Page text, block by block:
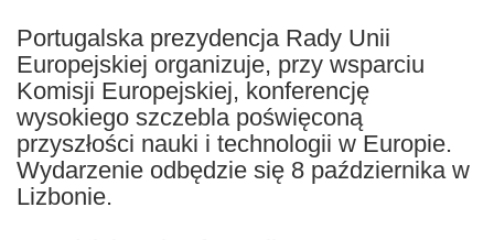
Portugalska prezydencja Rady Unii
Europejskiej organizuje, przy wsparciu
Komisji Europejskiej, konferencję
wysokiego szczebla poświęconą
przyszłości nauki i technologii w Europie.
Wydarzenie odbędzie się 8 października w
Lizbonie.